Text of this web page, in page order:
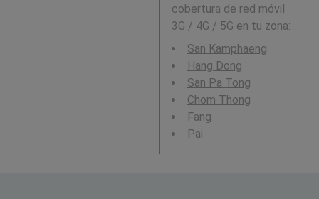
cobertura de red móvil
3G / 4G / 5G en tu zona:
San Kamphaeng
Hang Dong
San Pa Tong
Chom Thong
Fang
Pai